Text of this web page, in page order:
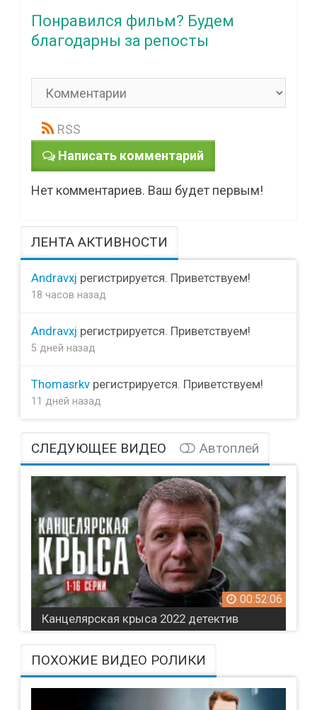
Понравился фильм? Будем
благодарны за репосты
RSS
Написать комментарий
Нет комментариев. Ваш будет первым!
ЛЕНТА АКТИВНОСТИ
Andravxj регистрируется. Приветствуем!
18 часов назад
Andravxj регистрируется. Приветствуем!
5 дней назад
Thomasrkvрегистрируется. Приветствуем!
11 дней назад
СЛЕДУЮЩЕЕ ВИДЕО Автоплей
00:52:06
Канцелярская крыса 2022 детектив
ПОХОЖИЕ ВИДЕО РОЛИКИ